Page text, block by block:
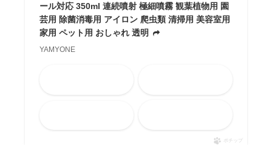
ール対応 350ml 連続噴射 極細噴霧 観葉植物用 園
芸用 除菌消毒用 アイロン 爬虫類 清掃用 美容室用
家用 ペット用 おしゃれ 透明
YAMYONE
ポチップ